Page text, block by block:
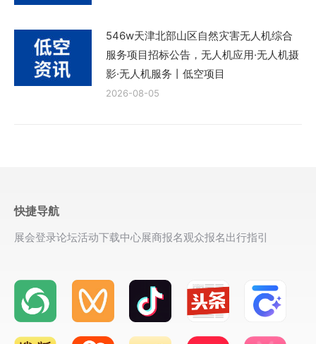
546w天津北部山区自然灾害无人机综合
服务项目招标公告，无人机应用·无人机摄
影·无人机服务丨低空项目
2026-08-05
快捷导航
展会登录论坛活动下载中心展商报名观众报名出行指引